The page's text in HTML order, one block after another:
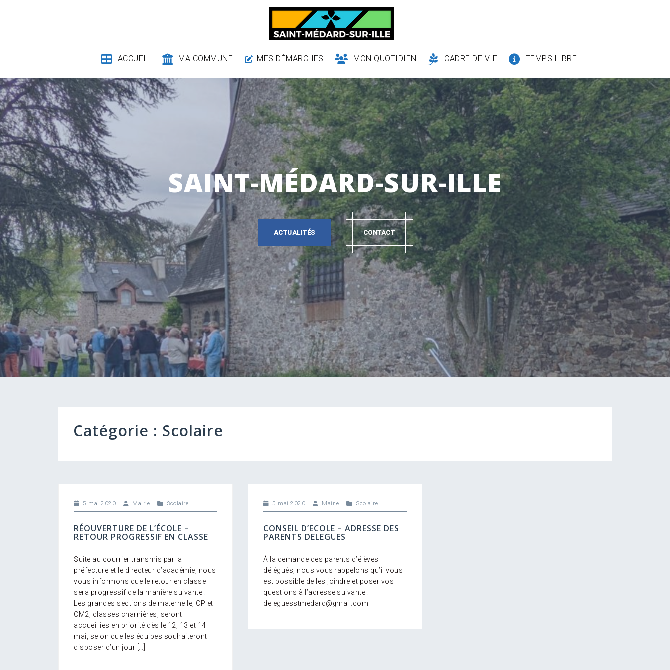
ACCUEIL MA COMMUNE MES DÉMARCHES MON QUOTIDIEN CADRE DE VIE TEMPS LIBRE
SAINT-MÉDARD-SUR-ILLE
ACTUALITÉS CONTACT
Catégorie : Scolaire
5 mai 2020 Mairie Scolaire
RÉOUVERTURE DE L’ÉCOLE –
RETOUR PROGRESSIF EN CLASSE
Suite au courrier transmis par la
préfecture et le directeur d’académie, nous
vous informons que le retour en classe
sera progressif de la manière suivante :
Les grandes sections de maternelle, CP et
CM2, classes charnières, seront
accueillies en priorité dès le 12, 13 et 14
mai, selon que les équipes souhaiteront
disposer d’un jour […]
5 mai 2020 Mairie Scolaire
CONSEIL D’ECOLE – ADRESSE DES
PARENTS DELEGUES
À la demande des parents d’élèves
délégués, nous vous rappelons qu’il vous
est possible de les joindre et poser vos
questions à l’adresse suivante :
deleguesstmedard@gmail.com